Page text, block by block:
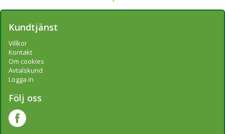
Kundtjänst
Villkor
Kontakt
Om cookies
Avtalskund
Logga in
Följ oss